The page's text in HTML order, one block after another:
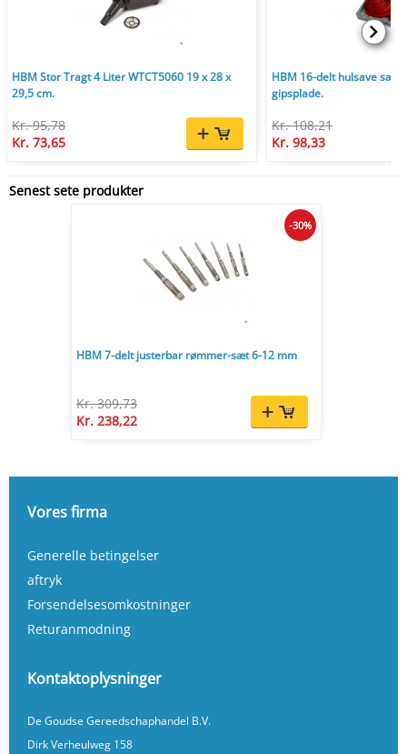
HBM Stor Tragt 4 Liter WTCT5060 19 x 28 x
29,5 cm.
Kr. 95,78
Kr. 73,65
HBM 16-delt hulsave sæt
gipsplade.
Kr. 108,21
Kr. 98,33
Senest sete produkter
HBM 7-delt justerbar rømmer-sæt 6-12 mm
Kr. 309,73
Kr. 238,22
-30%
Vores firma
Generelle betingelser
aftryk
Forsendelsesomkostninger
Returanmodning
Kontaktoplysninger
De Goudse Gereedschaphandel B.V.
Dirk Verheulweg 158